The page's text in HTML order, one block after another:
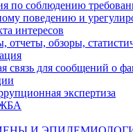
по соблюдению
поведению и
интересов
отчеты, обзоры,
связь для сообщений о
экспертиза